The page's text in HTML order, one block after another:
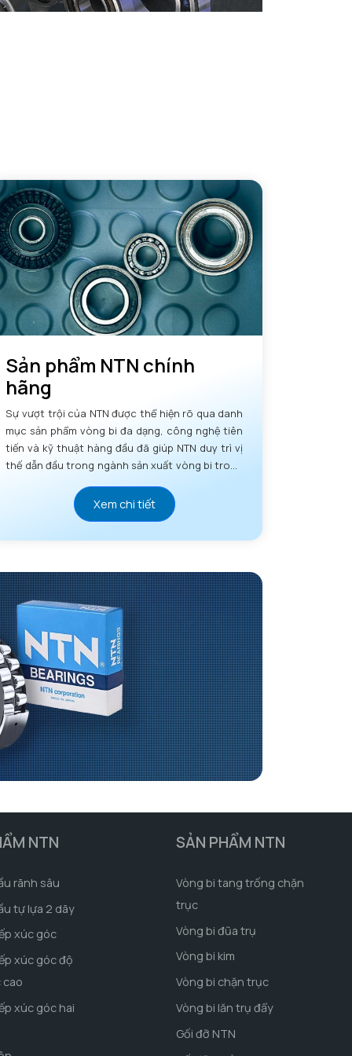
Sản phẩm NTN chính
hãng
Sự vượt trội của NTN được thể hiện rõ qua danh
mục sản phẩm vòng bi đa dạng, công nghệ tiên
tiến và kỹ thuật hàng đầu đã giúp NTN duy trì vị
thế dẫn đầu trong ngành sản xuất vòng bi trong
Xem chi tiết
NTN
rãnh sâu
tự lựa 2 dãy
xúc góc
xúc góc độ
cao
xúc góc hai
SẢN PHẨM NTN
Vòng bi tang trống chặn
trục
Vòng bi đũa trụ
Vòng bi kim
Vòng bi chặn trục
Vòng bi lăn trụ đẩy
Gối đỡ NTN